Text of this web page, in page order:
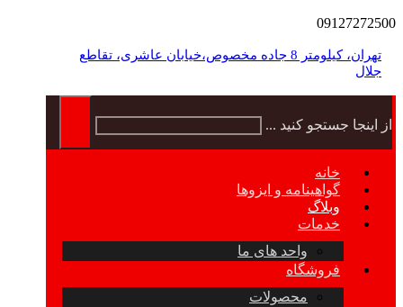
09127272500
تهران، کیلومتر 8 جاده مخصوص،خیابان عاشری، تقاطع
جلال
از اینجا جستجو کنید ...
خانه
گواهینامه و ایزوها
وبلاگ
خدمات
واحد های ما
فروشگاه
محصولات